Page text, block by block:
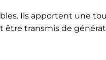
Ils apportent une
être transmis de